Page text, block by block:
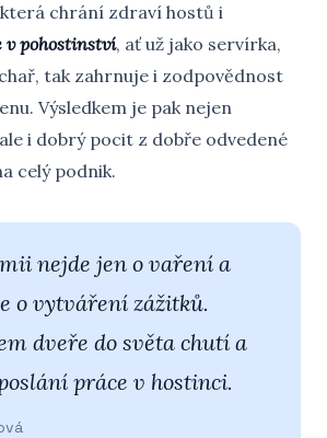
chrání zdraví hostů i
v pohostinství, ať už jako servírka,
tak zahrnuje i zodpovědnost
Výsledkem je pak nejen
i dobrý pocit z dobře odvedené
celý podnik.
nejde jen o vaření a
o vytváření zážitků.
dveře do světa chutí a
práce v hostinci.